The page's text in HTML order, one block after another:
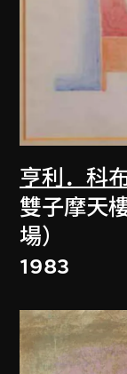
亨利．科
雙子摩天
場）
1983